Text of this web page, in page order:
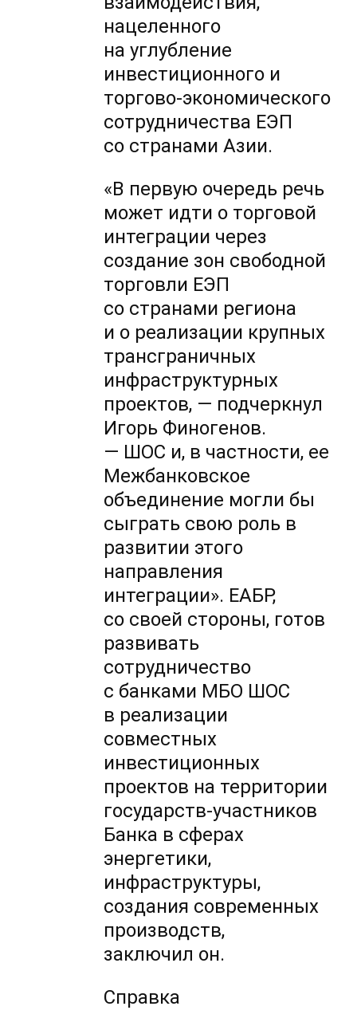
нацеленного
на углубление
инвестиционного и
торгово-экономического
сотрудничества ЕЭП
со странами Азии.
«В первую очередь речь
может идти о торговой
интеграции через
создание зон свободной
торговли ЕЭП
со странами региона
и о реализации крупных
трансграничных
инфраструктурных
проектов, — подчеркнул
Игорь Финогенов.
— ШОС и, в частности, ее
Межбанковское
объединение могли бы
сыграть свою роль в
развитии этого
направления
интеграции». ЕАБР,
со своей стороны, готов
развивать
сотрудничество
с банками МБО ШОС
в реализации
совместных
инвестиционных
проектов на территории
государств-участников
Банка в сферах
энергетики,
инфраструктуры,
создания современных
производств,
заключил он.
Справка